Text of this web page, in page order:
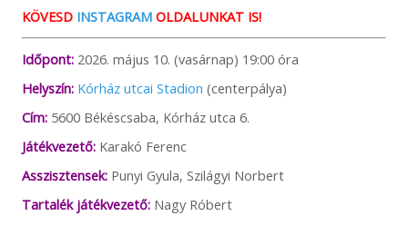
KÖVESD INSTAGRAMOLDALUNKAT IS!
Időpont:2026. május 10. (vasárnap) 19:00 óra
Helyszín: Kórház utcai Stadion (centerpálya)
Cím:5600 Békéscsaba, Kórház utca 6.
Játékvezető:Karakó Ferenc
Asszisztensek:Punyi Gyula, Szilágyi Norbert
Tartalék játékvezető:Nagy Róbert